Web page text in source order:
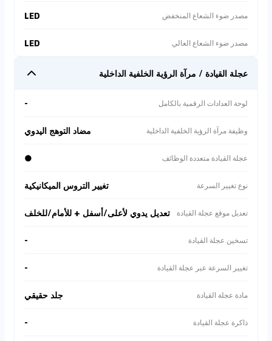
التكلفة التقديرية للإصلاح
**🤖 تقرير تشخيص مخاطر السوق بالذكاء الاصطناعي**: بعد
المنصات 🔍، على الرغم من وجود عروض لمركبات مماثلة
أن الذكاء الاصطناعي كشف عن مخاطر خطيرة: مخاطر
انخفاض شديد في قيمة إعادة البيع في السوق الثانوي 📉 مخاطر
المعاملة: إعلان من بائع خاص، بدون أي حماية لحقوق ما بعد البيع
الأولى قد تتجاوز 5,000 درهم إماراتي 💸 بالمقابل، يبلغ سعر
وهي معروضة من قبل وكيل معتمد، مع توفير ضمانات كاملة 🛡️.
الخسائر الكبيرة، وتكاليف الصيانة وحماية الحقوق المرتفعة
اللاحقة ✅
مصدر ضوء الشعاع المنخفض LED
مصدر ضوء الشعاع العالي LED
عجلة القيادة / مرآة الرؤية الخلفية الداخلية
لوحة العدادات الرقمية بالكامل -
وظيفة مرآة الرؤية الخلفية الداخلية مضاد التوهج اليدوي
عجلة القيادة متعددة الوظائف ●
نوع تغيير السرعة تغيير التروس الميكانيكية
تعديل موقع عجلة القيادة تعديل يدوي لأعلى/أسفل + للأمام/للخلف
تسخين عجلة القيادة -
تغيير السرعة عبر عجلة القيادة -
مادة عجلة القيادة جلد حقيقي
ذاكرة عجلة القيادة -